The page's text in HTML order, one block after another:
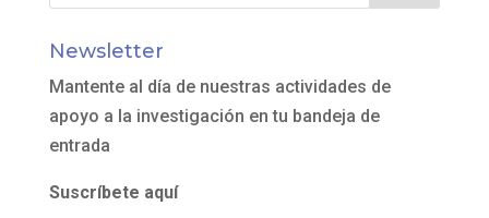
Newsletter
Mantente al día de nuestras actividades de
apoyo a la investigación en tu bandeja de
entrada
Suscríbete aquí